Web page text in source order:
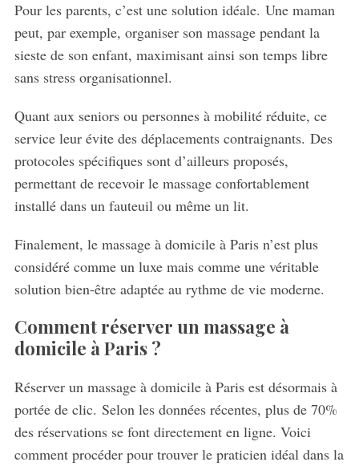
Pour les parents, c’est une solution idéale. Une maman
peut, par exemple, organiser son massage pendant la
sieste de son enfant, maximisant ainsi son temps libre
sans stress organisationnel.
Quant aux seniors ou personnes à mobilité réduite, ce
service leur évite des déplacements contraignants. Des
protocoles spécifiques sont d’ailleurs proposés,
permettant de recevoir le massage confortablement
installé dans un fauteuil ou même un lit.
Finalement, le massage à domicile à Paris n’est plus
considéré comme un luxe mais comme une véritable
solution bien-être adaptée au rythme de vie moderne.
Comment réserver un massage à
domicile à Paris ?
Réserver un massage à domicile à Paris est désormais à
portée de clic. Selon les données récentes, plus de 70%
des réservations se font directement en ligne. Voici
comment procéder pour trouver le praticien idéal dans la